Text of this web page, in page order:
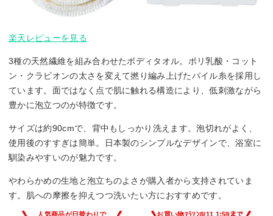
楽天レビューを見る
3種の天然繊維を組み合わせたボディタオル。ポリ乳酸・コット
ン・クラビオンの太さを変えて撚り編み上げたパイル糸を採用し
ています。面ではなく点で肌に触れる構造により、低刺激ながら
豊かに泡立つのが特徴です。
サイズは約90cmで、背中もしっかり洗えます。泡切れがよく、
使用後のすすぎは簡単。日本製のシンプルなデザインで、浴室に
馴染みやすいのが魅力です。
やわらかめの生地と泡立ちのよさが購入者から支持されていま
す。肌への摩擦を抑えつつ洗いたい方におすすめです。